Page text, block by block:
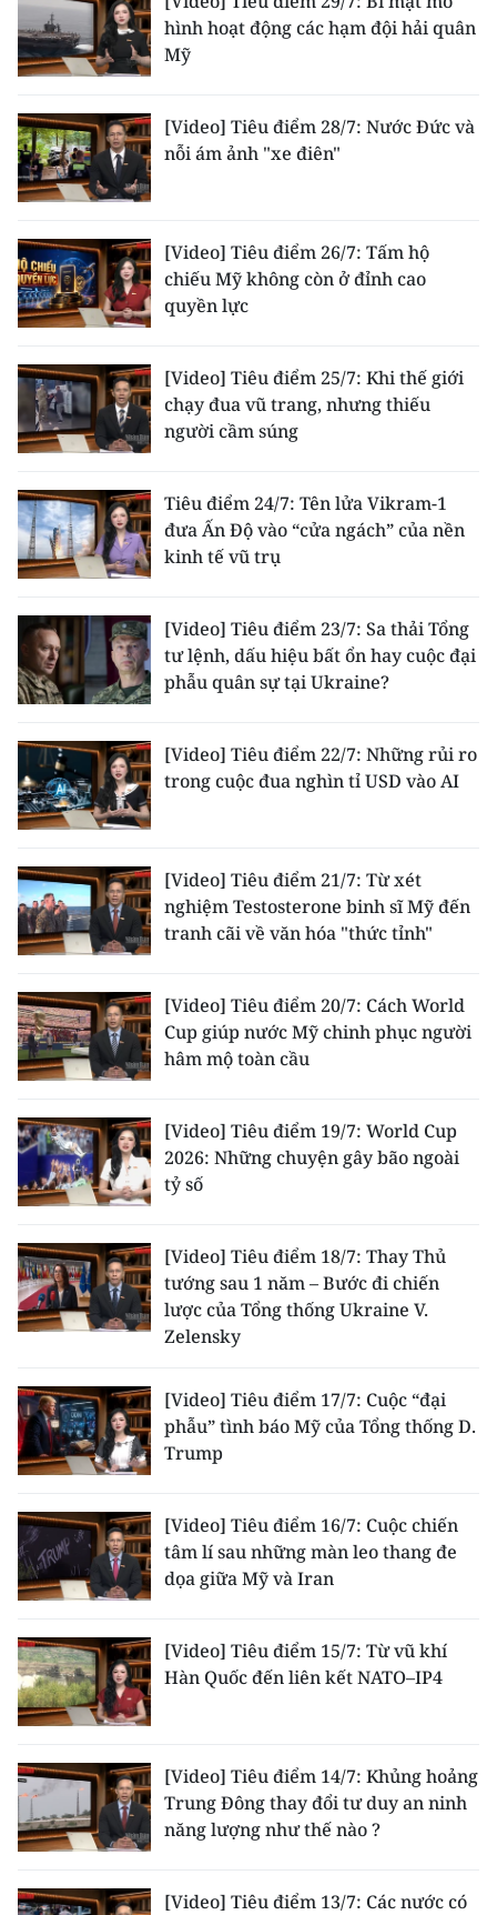
ENGLISH
中文
FRANÇAIS
РУССКИЙ
한국어
hình hoạt động các hạm đội hải quân
Mỹ
[Video] Tiêu điểm 28/7: Nước Đức và
nỗi ám ảnh "xe điên"
[Video] Tiêu điểm 26/7: Tấm hộ
chiếu Mỹ không còn ở đỉnh cao
quyền lực
[Video] Tiêu điểm 25/7: Khi thế giới
chạy đua vũ trang, nhưng thiếu
người cầm súng
Tiêu điểm 24/7: Tên lửa Vikram-1
đưa Ấn Độ vào “cửa ngách” của nền
kinh tế vũ trụ
[Video] Tiêu điểm 23/7: Sa thải Tổng
tư lệnh, dấu hiệu bất ổn hay cuộc đại
phẫu quân sự tại Ukraine?
[Video] Tiêu điểm 22/7: Những rủi ro
trong cuộc đua nghìn tỉ USD vào AI
[Video] Tiêu điểm 21/7: Từ xét
nghiệm Testosterone binh sĩ Mỹ đến
tranh cãi về văn hóa "thức tỉnh"
[Video] Tiêu điểm 20/7: Cách World
Cup giúp nước Mỹ chinh phục người
hâm mộ toàn cầu
[Video] Tiêu điểm 19/7: World Cup
2026: Những chuyện gây bão ngoài
tỷ số
[Video] Tiêu điểm 18/7: Thay Thủ
tướng sau 1 năm – Bước đi chiến
lược của Tổng thống Ukraine V.
Zelensky
[Video] Tiêu điểm 17/7: Cuộc “đại
phẫu” tình báo Mỹ của Tổng thống D.
Trump
[Video] Tiêu điểm 16/7: Cuộc chiến
tâm lí sau những màn leo thang đe
dọa giữa Mỹ và Iran
[Video] Tiêu điểm 15/7: Từ vũ khí
Hàn Quốc đến liên kết NATO–IP4
[Video] Tiêu điểm 14/7: Khủng hoảng
Trung Đông thay đổi tư duy an ninh
năng lượng như thế nào ?
[Video] Tiêu điểm 13/7: Các nước có